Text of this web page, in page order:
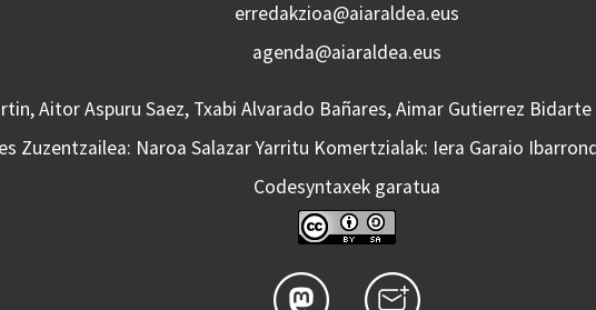
erredakzioa@aiaraldea.eus
agenda@aiaraldea.eus
Aitor Aspuru Saez, Txabi Alvarado Bañares, Aimar Gutierrez
Zuzentzailea: Naroa Salazar Yarritu Komertzialak: Iera Garaio
Codesyntaxek garatua